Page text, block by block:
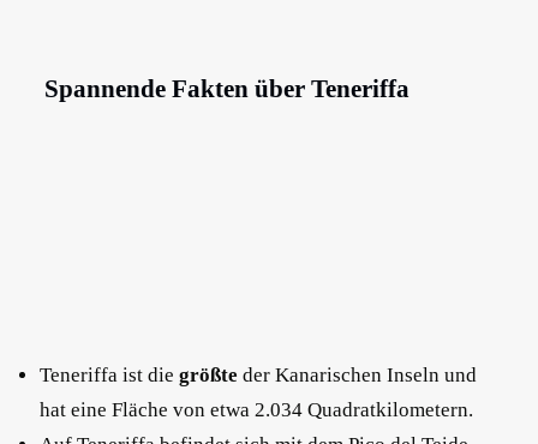
Spannende Fakten über Teneriffa
Teneriffa ist die größte der Kanarischen Inseln und
hat eine Fläche von etwa 2.034 Quadratkilometern.